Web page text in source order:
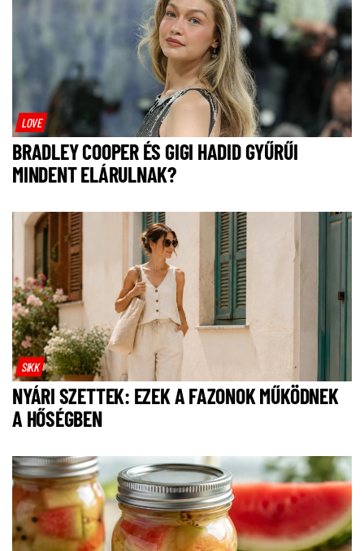
LOVE
BRADLEY COOPER ÉS GIGI HADID GYŰRŰI
MINDENT ELÁRULNAK?
SIKK
NYÁRI SZETTEK: EZEK A FAZONOK MŰKÖDNEK
A HŐSÉGBEN